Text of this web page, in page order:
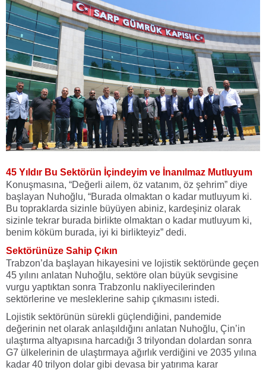
45 Yıldır Bu Sektörün İçindeyim ve İnanılmaz Mutluyum
Konuşmasına, “Değerli ailem, öz vatanım, öz şehrim” diye
başlayan Nuhoğlu, “Burada olmaktan o kadar mutluyum ki.
Bu topraklarda sizinle büyüyen abiniz, kardeşiniz olarak
sizinle tekrar burada birlikte olmaktan o kadar mutluyum ki,
benim köküm burada, iyi ki birlikteyiz” dedi.
Sektörünüze Sahip Çıkın
Trabzon’da başlayan hikayesini ve lojistik sektöründe geçen
45 yılını anlatan Nuhoğlu, sektöre olan büyük sevgisine
vurgu yaptıktan sonra Trabzonlu nakliyecilerinden
sektörlerine ve mesleklerine sahip çıkmasını istedi.
Lojistik sektörünün sürekli güçlendiğini, pandemide
değerinin net olarak anlaşıldığını anlatan Nuhoğlu, Çin’in
ulaştırma altyapısına harcadığı 3 trilyondan dolardan sonra
G7 ülkelerinin de ulaştırmaya ağırlık verdiğini ve 2035 yılına
kadar 40 trilyon dolar gibi devasa bir yatırıma karar